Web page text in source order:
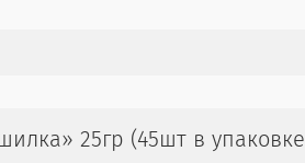
25гр (45шт в